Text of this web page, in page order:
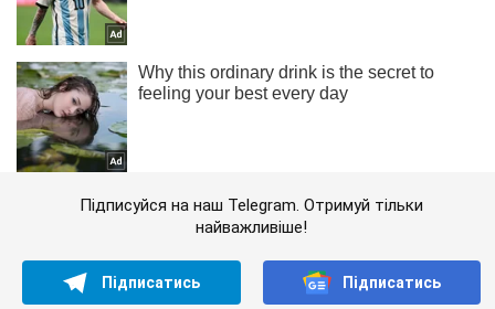
Підписуйся на наш Telegram. Отримуй тільки
найважливіше!
Підписатись Підписатись